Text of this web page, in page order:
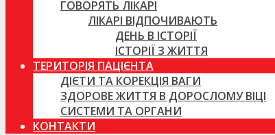
ГОВОРЯТЬ ЛІКАРІ
ЛІКАРІ ВІДПОЧИВАЮТЬ
ДЕНЬ В ІСТОРІЇ
ІСТОРІЇ З ЖИТТЯ
ТЕРИТОРІЯ ПАЦІЄНТА
ДІЄТИ ТА КОРЕКЦІЯ ВАГИ
ЗДОРОВЕ ЖИТТЯ В ДОРОСЛОМУ ВІЦІ
СИСТЕМИ ТА ОРГАНИ
КОНТАКТИ